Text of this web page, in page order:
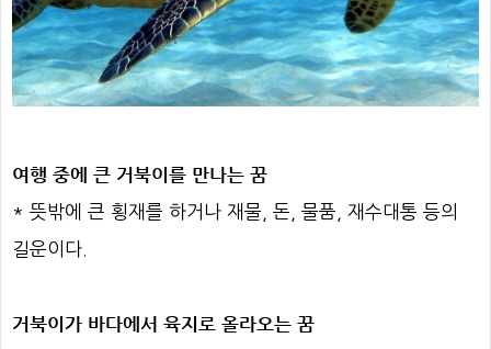
여행 중에 큰 거북이를 만나는 꿈
* 뜻밖에 큰 횡재를 하거나 재물, 돈, 물품, 재수대통 등의
길운이다.
거북이가 바다에서 육지로 올라오는 꿈